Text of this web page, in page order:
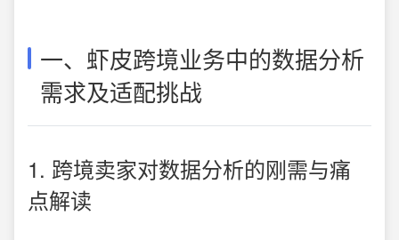
一、虾皮跨境业务中的数据分析
需求及适配挑战
1. 跨境卖家对数据分析的刚需与痛
点解读